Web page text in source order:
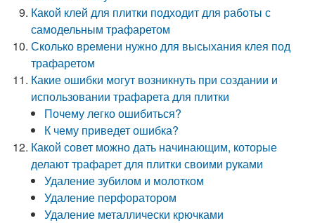
Какой клей для плитки подходит для работы с
самодельным трафаретом
Сколько времени нужно для высыхания клея под
трафаретом
Какие ошибки могут возникнуть при создании и
использовании трафарета для плитки
Почему легко ошибиться?
К чему приведет ошибка?
Какой совет можно дать начинающим, которые
делают трафарет для плитки своими руками
Удаление зубилом и молотком
Удаление перфоратором
Удаление металлически крючками